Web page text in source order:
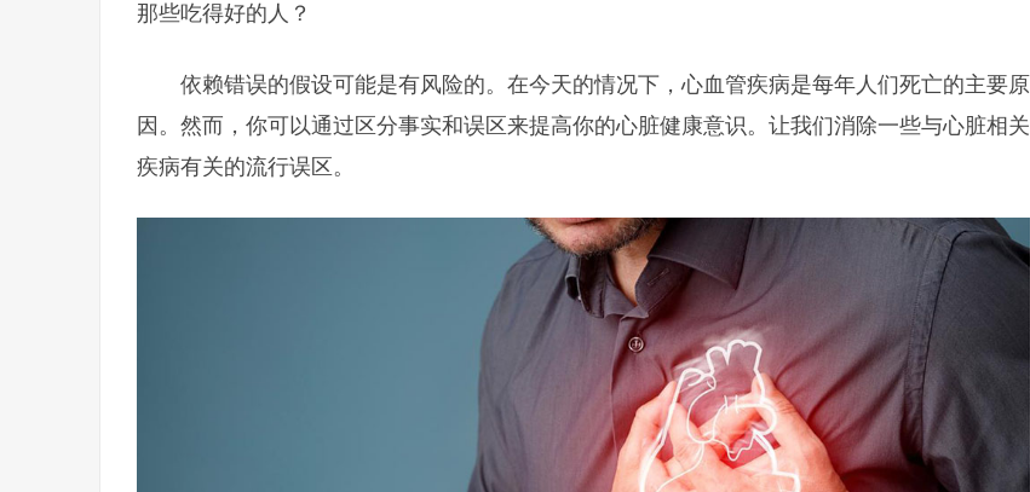
那些吃得好的人？
依赖错误的假设可能是有风险的。在今天的情况下，心血管疾病是每年人们死亡的主要原
因。然而，你可以通过区分事实和误区来提高你的心脏健康意识。让我们消除一些与心脏相关
疾病有关的流行误区。